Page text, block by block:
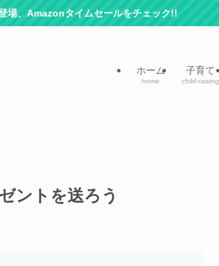
場、Amazonタイムセールをチェック!!
ホーム
home
子育て
child-raising
ントを送ろう